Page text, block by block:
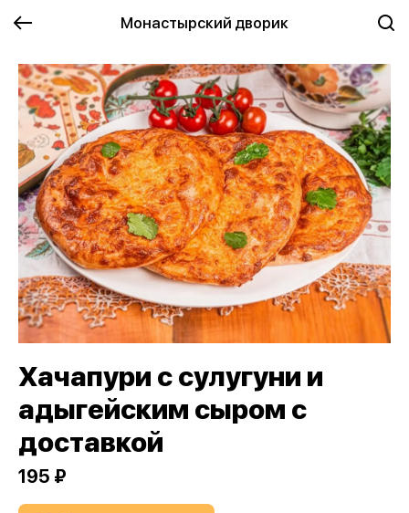
Монастырский дворик
Хачапури с сулугуни и
адыгейским сыром с
доставкой
195 ₽